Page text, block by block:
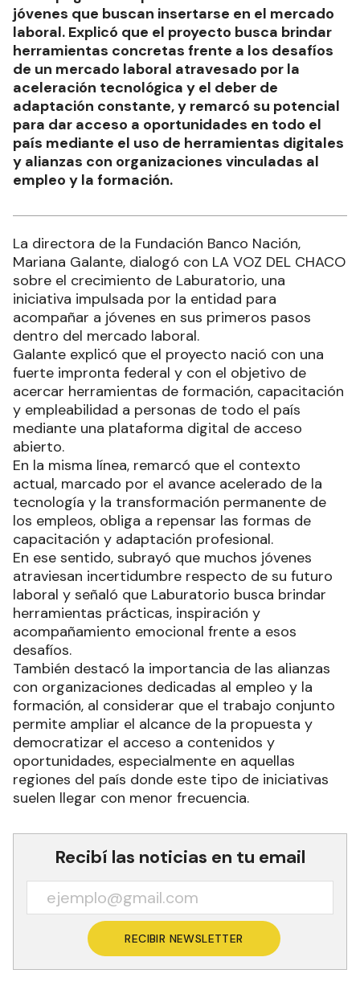
jóvenes que buscan insertarse en el mercado
laboral. Explicó que el proyecto busca brindar
herramientas concretas frente a los desafíos
de un mercado laboral atravesado por la
aceleración tecnológica y el deber de
adaptación constante, y remarcó su potencial
para dar acceso a oportunidades en todo el
país mediante el uso de herramientas digitales
y alianzas con organizaciones vinculadas al
empleo y la formación.
La directora de la Fundación Banco Nación,
Mariana Galante, dialogó con LA VOZ DEL CHACO
sobre el crecimiento de Laburatorio, una
iniciativa impulsada por la entidad para
acompañar a jóvenes en sus primeros pasos
dentro del mercado laboral.
Galante explicó que el proyecto nació con una
fuerte impronta federal y con el objetivo de
acercar herramientas de formación, capacitación
y empleabilidad a personas de todo el país
mediante una plataforma digital de acceso
abierto.
En la misma línea, remarcó que el contexto
actual, marcado por el avance acelerado de la
tecnología y la transformación permanente de
los empleos, obliga a repensar las formas de
capacitación y adaptación profesional.
En ese sentido, subrayó que muchos jóvenes
atraviesan incertidumbre respecto de su futuro
laboral y señaló que Laburatorio busca brindar
herramientas prácticas, inspiración y
acompañamiento emocional frente a esos
desafíos.
También destacó la importancia de las alianzas
con organizaciones dedicadas al empleo y la
formación, al considerar que el trabajo conjunto
permite ampliar el alcance de la propuesta y
democratizar el acceso a contenidos y
oportunidades, especialmente en aquellas
regiones del país donde este tipo de iniciativas
suelen llegar con menor frecuencia.
Recibí las noticias en tu email
RECIBIR NEWSLETTER